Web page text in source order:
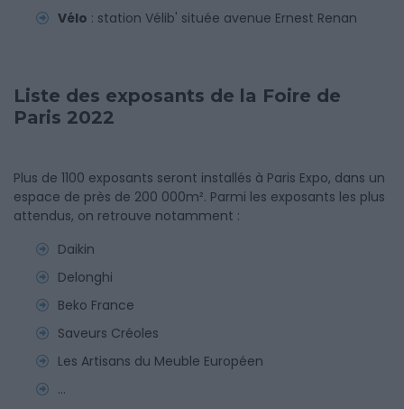
Vélo : station Vélib' située avenue Ernest Renan
Liste des exposants de la Foire de
Paris 2022
Plus de 1100 exposants seront installés à Paris Expo, dans un
espace de près de 200 000m². Parmi les exposants les plus
attendus, on retrouve notamment :
Daikin
Delonghi
Beko France
Saveurs Créoles
Les Artisans du Meuble Européen
...